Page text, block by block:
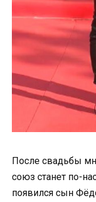
После свадьбы
союз станет по-
появился сын